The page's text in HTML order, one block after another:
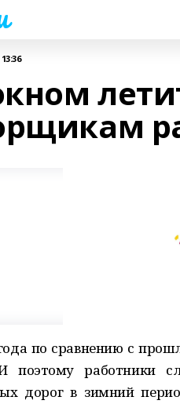
по сравнению с
поэтому работники
дорог в зимний